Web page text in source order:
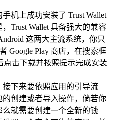
机上成功安装了 Trust Wallet
Trust Wallet 具备强大的兼容
这两大主流系统，你只
Google Play 商店，在搜索框
点击下载并按照提示完成安装
下来要依照应用的引导流
创建或者导入操作，倘若你
就需要创建一个全新的钱